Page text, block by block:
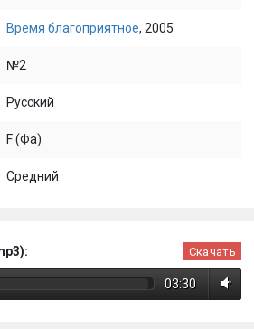
Время благоприятное, 2005
№2
Русский
F (Фа)
Средний
Скачать
03:30